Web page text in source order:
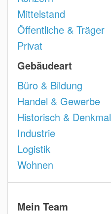
Mittelstand
Öffentliche & Träger
Privat
Gebäudeart
Büro & Bildung
Handel & Gewerbe
Historisch & Denkmal
Industrie
Logistik
Wohnen
Mein Team